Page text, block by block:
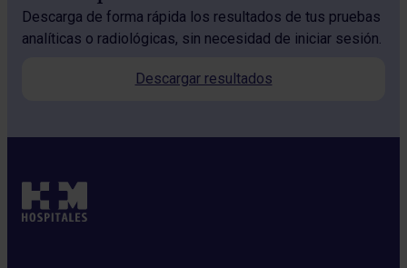
Descarga de forma rápida los resultados de tus pruebas
analíticas o radiológicas, sin necesidad de iniciar sesión.
Descargar resultados